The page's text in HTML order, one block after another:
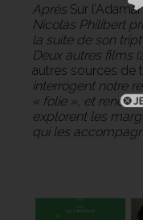
Après Sur
Nicolas Philibert
la suite de son
Deux autres films
autres sources de
interrogent notre
« folie », et
explorent les
qui les